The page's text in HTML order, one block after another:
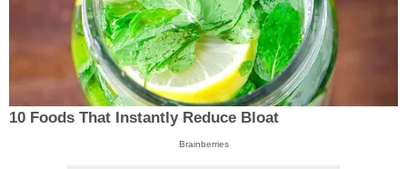
10 Foods That Instantly Reduce Bloat
Brainberries